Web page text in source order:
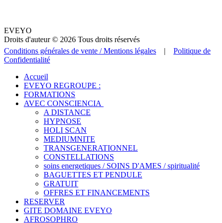
EVEYO
Droits d'auteur © 2026 Tous droits réservés
Conditions générales de vente / Mentions légales | Politique de
Confidentialité
Accueil
EVEYO REGROUPE :
FORMATIONS
AVEC CONSCIENCIA
A DISTANCE
HYPNOSE
HOLI SCAN
MEDIUMNITE
TRANSGENERATIONNEL
CONSTELLATIONS
soins energetiques / SOINS D'AMES / spiritualité
BAGUETTES ET PENDULE
GRATUIT
OFFRES ET FINANCEMENTS
RESERVER
GITE DOMAINE EVEYO
AFROSOPHRO